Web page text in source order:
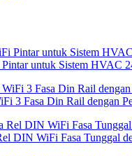
untuk Sistem HVAC
3 Fasa Din Rail dengan
DIN WiFi Fasa Tunggal